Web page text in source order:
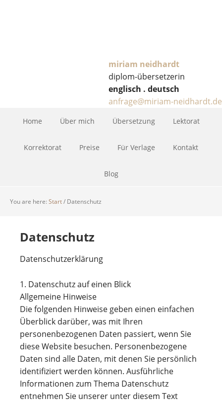
miriam neidhardt
diplom-übersetzerin
englisch . deutsch
anfrage@miriam-neidhardt.de
Home Über mich Übersetzung Lektorat
Korrektorat Preise Für Verlage Kontakt
Blog
You are here: Start/ Datenschutz
Datenschutz
Datenschutzerklärung
1. Datenschutz auf einen Blick
Allgemeine Hinweise
Die folgenden Hinweise geben einen einfachen
Überblick darüber, was mit Ihren
personenbezogenen Daten passiert, wenn Sie
diese Website besuchen. Personenbezogene
Daten sind alle Daten, mit denen Sie persönlich
identifiziert werden können. Ausführliche
Informationen zum Thema Datenschutz
entnehmen Sie unserer unter diesem Text